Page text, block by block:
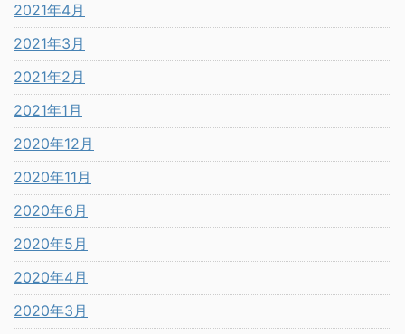
2021年4月
2021年3月
2021年2月
2021年1月
2020年12月
2020年11月
2020年6月
2020年5月
2020年4月
2020年3月